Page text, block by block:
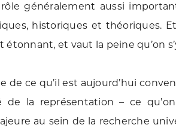
généralement aussi
historiques et théoriques.
étonnant, et vaut la peine qu’on
de ce qu’il est aujourd’hui
de la représentation – ce
au sein de la recherche